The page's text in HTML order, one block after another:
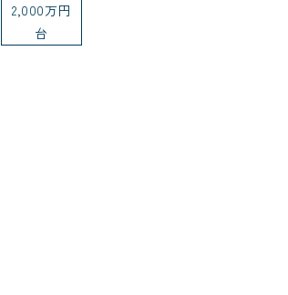
2,000万円
台